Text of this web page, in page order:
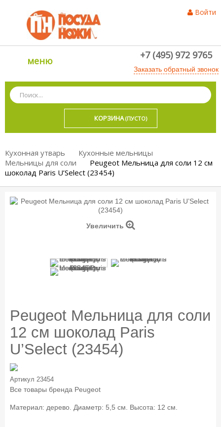
Войти
меню +7 (495) 972 9765
Заказать обратный звонок
КОРЗИНА (ПУСТО)
Кухонная утварь
Кухонные мельницы
Мельницы для соли
Peugeot Мельница для соли 12 см
шоколад Paris U’Select (23454)
Увеличить
Peugeot Мельница для соли
12 см шоколад Paris
U’Select (23454)
Артикул 23454
Все товары бренда Peugeot
Материал: дерево. Диаметр: 5,5 см. Высота: 12 см.